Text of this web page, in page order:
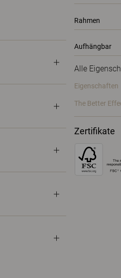
Rahmen
Aufhängbar
Alle
Eigenschaften
The Better
Zertifikate